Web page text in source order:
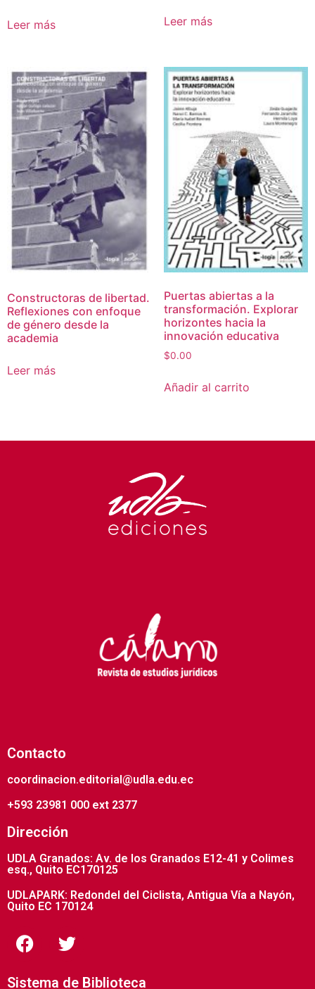
Leer más Leer más
Constructoras de libertad.
Reflexiones con enfoque
de género desde la
academia
Leer más
Puertas abiertas a la
transformación. Explorar
horizontes hacia la
innovación educativa
$0.00
Añadir al carrito
Contacto
coordinacion.editorial@udla.edu.ec
+593 23981 000 ext 2377
Dirección
UDLA Granados: Av. de los Granados E12-41 y Colimes
esq., Quito EC170125
UDLAPARK: Redondel del Ciclista, Antigua Vía a Nayón,
Quito EC 170124
Sistema de Biblioteca